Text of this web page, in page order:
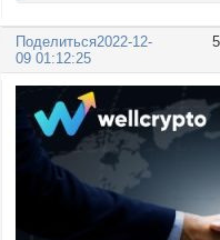
Поделиться2022-12-
09 01:12:25